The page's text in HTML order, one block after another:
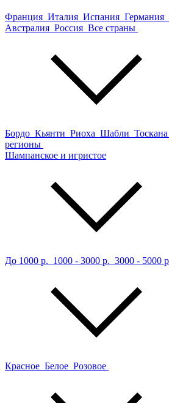
Франция Италия Испания Германия
Австралия Россия Все страны
Бордо Кьянти Риоха Шабли Тоскана
регионы
Шампанское и игристое
До 1000 р. 1000 - 3000 р. 3000 - 5000
Красное Белое Розовое